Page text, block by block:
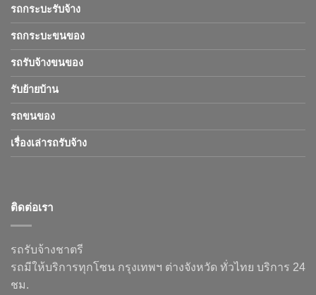
รถกระบะรับจ้าง
รถกระบะขนของ
รถรับจ้างขนของ
รับย้ายบ้าน
รถขนของ
เรื่องเล่ารถรับจ้าง
ติดต่อเรา
รถรับจ้างชาตรี
รถมีให้บริการทุกโซน กรุงเทพฯ ต่างจังหวัด ทั่วไทย บริการ 24
ชม.